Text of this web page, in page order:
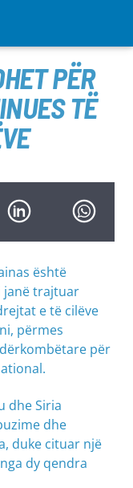
PËR
TË
është
janë trajtuar
e të cilëve
përmes
për
dhe Siria
dhe
duke cituar një
dy qendra